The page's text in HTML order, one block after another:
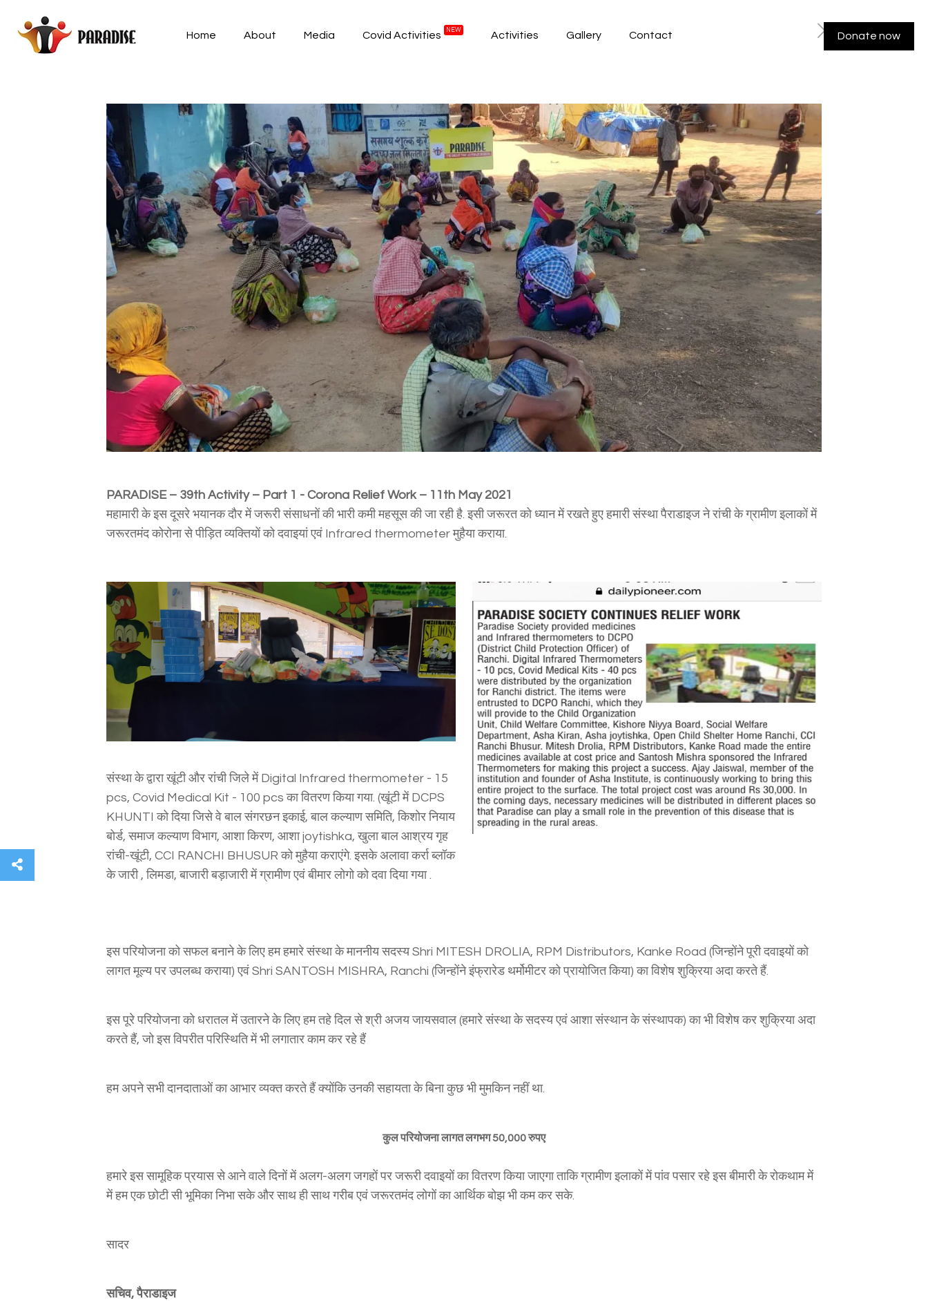
Home About Media Covid Activities NEW Activities Gallery Contact Donate now
PARADISE – 39th Activity – Part 1 - Corona Relief Work – 11th May 2021
महामारी के इस दूसरे भयानक दौर में जरूरी संसाधनों की भारी कमी महसूस की जा रही है. इसी जरूरत को ध्यान में रखते हुए हमारी संस्था पैराडाइज ने रांची के ग्रामीण इलाकों में
जरूरतमंद कोरोना से पीड़ित व्यक्तियों को दवाइयां एवं Infrared thermometer मुहैया कराया.
संस्था के द्वारा खूंटी और रांची जिले में Digital Infrared thermometer - 15
pcs, Covid Medical Kit - 100 pcs का वितरण किया गया. (खूंटी में DCPS
KHUNTI को दिया जिसे वे बाल संगरछन इकाई, बाल कल्याण समिति, किशोर नियाय
बोर्ड, समाज कल्याण विभाग, आशा किरण, आशा joytishka, खुला बाल आश्रय गृह
रांची-खूंटी, CCI RANCHI BHUSUR को मुहैया कराएंगे. इसके अलावा कर्रा ब्लॉक
के जारी , लिमडा, बाजारी बड़ाजारी में ग्रामीण एवं बीमार लोगो को दवा दिया गया .
इस परियोजना को सफल बनाने के लिए हम हमारे संस्था के माननीय सदस्य Shri MITESH DROLIA, RPM Distributors, Kanke Road (जिन्होंने पूरी दवाइयों को
लागत मूल्य पर उपलब्ध कराया) एवं Shri SANTOSH MISHRA, Ranchi (जिन्होंने इंफ्रारेड थर्मोमीटर को प्रायोजित किया) का विशेष शुक्रिया अदा करते हैं.
इस पूरे परियोजना को धरातल में उतारने के लिए हम तहे दिल से श्री अजय जायसवाल (हमारे संस्था के सदस्य एवं आशा संस्थान के संस्थापक) का भी विशेष कर शुक्रिया अदा
करते हैं, जो इस विपरीत परिस्थिति में भी लगातार काम कर रहे हैं
हम अपने सभी दानदाताओं का आभार व्यक्त करते हैं क्योंकि उनकी सहायता के बिना कुछ भी मुमकिन नहीं था.
कुल परियोजना लागत लगभग 50,000 रुपए
हमारे इस सामूहिक प्रयास से आने वाले दिनों में अलग-अलग जगहों पर जरूरी दवाइयों का वितरण किया जाएगा ताकि ग्रामीण इलाकों में पांव पसार रहे इस बीमारी के रोकथाम में
में हम एक छोटी सी भूमिका निभा सके और साथ ही साथ गरीब एवं जरूरतमंद लोगों का आर्थिक बोझ भी कम कर सके.
सादर
सचिव, पैराडाइज
Twitter
Instagram
Pininterest